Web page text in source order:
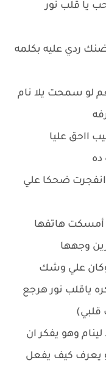
يا قلب نور
ردي عليه بكلمه
لو سمحت يلا نام
ااحق عليا
ده
انفجرت ضحكا علي
أمسكت هاتفها
وجهها
وكان علي وشك
ياقلب نور هرجع
قلبي)
وهو يفكر ان
يعرف كيف يفعل